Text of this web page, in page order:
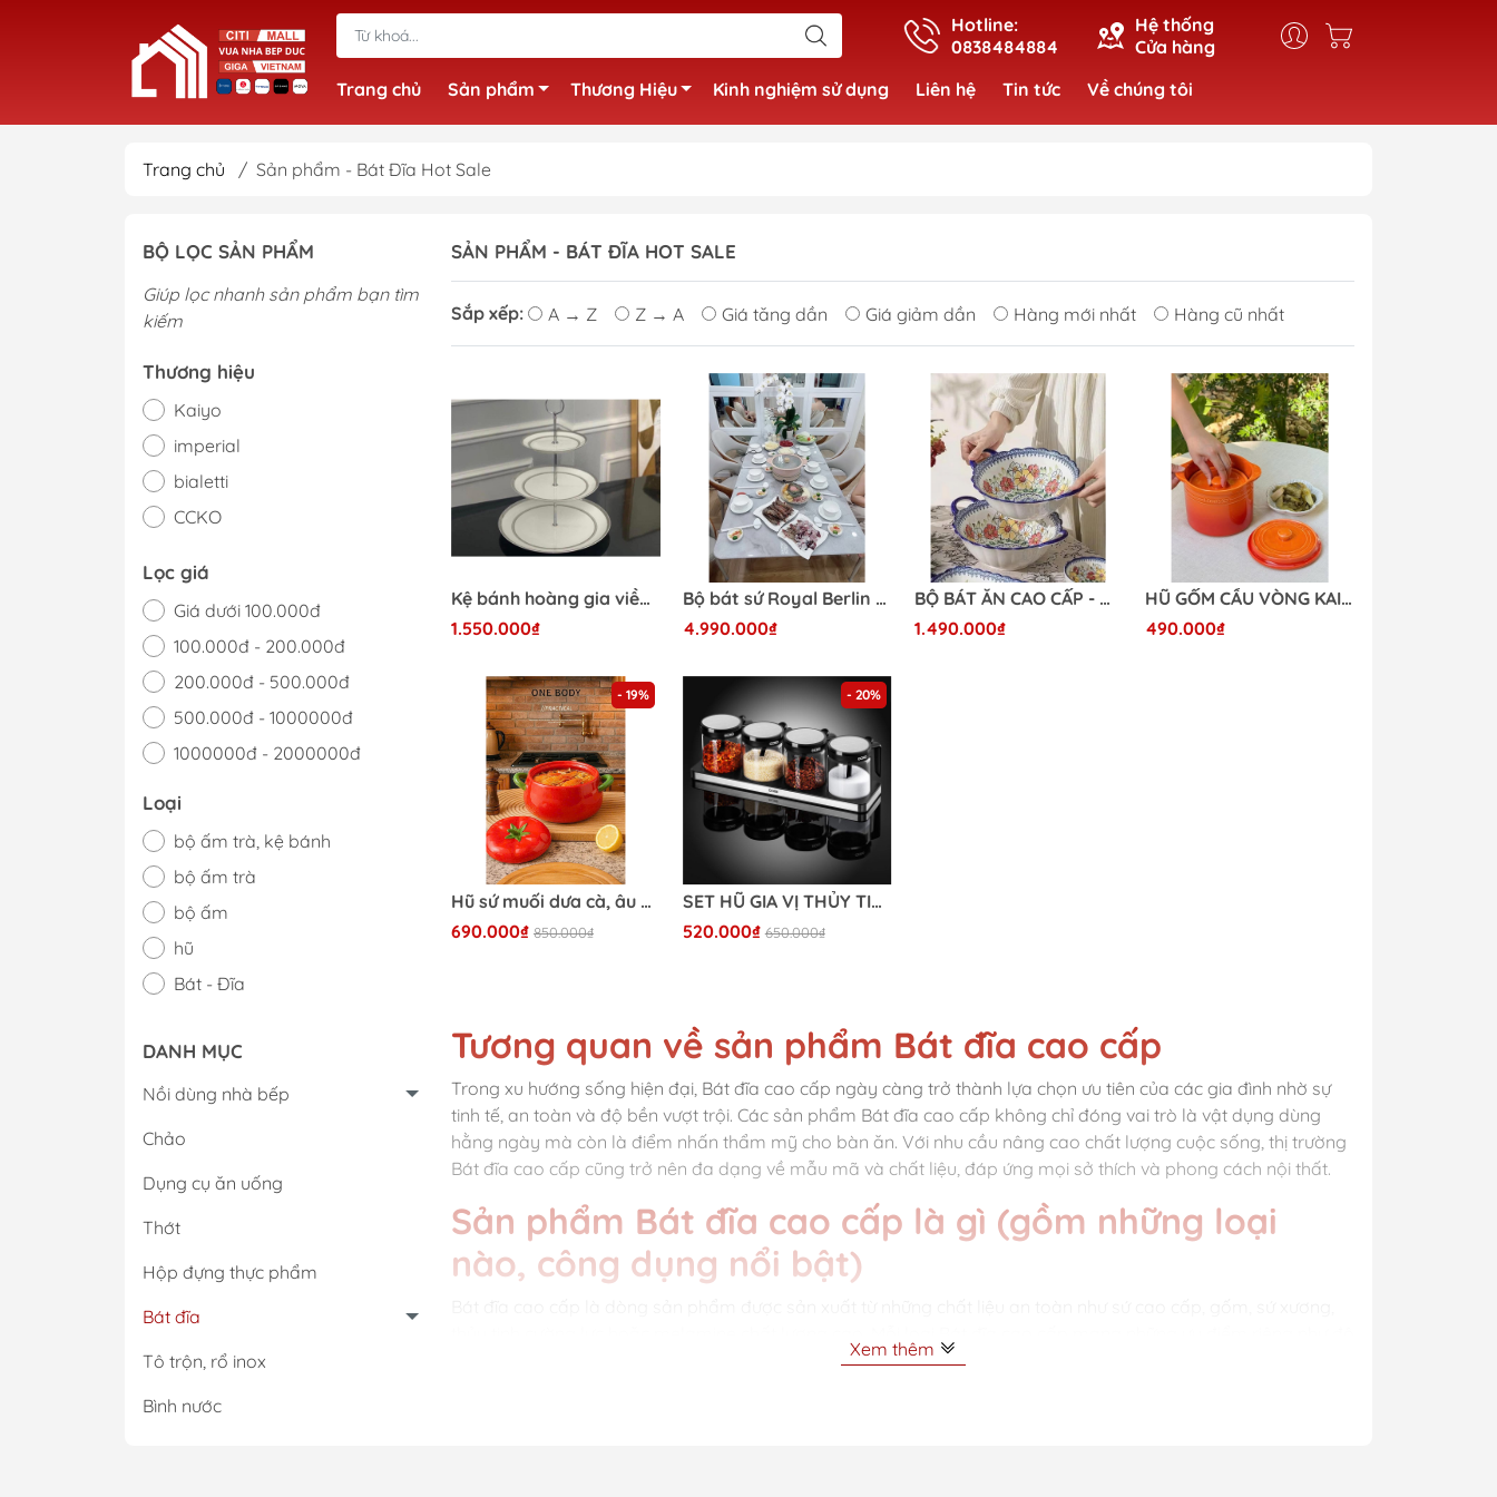
Hotline:
0838484884
Hệ thống
Cửa hàng
Trang chủ
Sản phẩm Thương Hiệu Kinh nghiệm sử dụng Liên hệ Tin tức Về chúng tôi
Trang chủ / Sản phẩm - Bát Đĩa Hot Sale
SẢN PHẨM - BÁT ĐĨA HOT SALE
Sắp xếp: A → Z Z → A Giá tăng dần Giá giảm dần Hàng mới nhất Hàng cũ nhất
Kệ bánh hoàng gia viền bạc Imperial thiết kế đậm nét châu Âu
1.550.000₫
Bộ bát sứ Royal Berlin 72 món
4.990.000₫
BỘ BÁT ĂN CAO CẤP - HOA VĂN NGHỆ THUẬT ĐỘC ĐÁO
1.490.000₫
HŨ GỐM CẦU VÒNG KAIYO 2L - Đường kính 16cm, cao 18cm
490.000₫
- 19%
Hũ sứ muối dưa cà, âu cơm, đựng canh, súp, chè
690.000₫ 850.000₫
- 20%
SET HŨ GIA VỊ THỦY TINH CCKO
520.000₫ 650.000₫
Tương quan về sản phẩm Bát đĩa cao cấp
Trong xu hướng sống hiện đại, Bát đĩa cao cấp ngày càng trở thành lựa chọn ưu tiên của các gia đình nhờ sự
tinh tế, an toàn và độ bền vượt trội. Các sản phẩm Bát đĩa cao cấp không chỉ đóng vai trò là vật dụng dùng
hằng ngày mà còn là điểm nhấn thẩm mỹ cho bàn ăn. Với nhu cầu nâng cao chất lượng cuộc sống, thị trường
Bát đĩa cao cấp cũng trở nên đa dạng về mẫu mã và chất liệu, đáp ứng mọi sở thích và phong cách nội thất.
Sản phẩm Bát đĩa cao cấp là gì (gồm những loại
nào, công dụng nổi bật)
bền cao, chống trầy xước, an toàn cho sức khỏe và giữ nhiệt tốt. Công dụng nổi bật của Bát đĩa cao cấp là giúp
Xem thêm
BỘ LỌC SẢN PHẨM
Giúp lọc nhanh sản phẩm bạn tìm
kiếm
Thương hiệu
Kaiyo
imperial
bialetti
CCKO
Lọc giá
Giá dưới 100.000đ
100.000đ - 200.000đ
200.000đ - 500.000đ
500.000đ - 1000000đ
1000000đ - 2000000đ
Loại
bộ ấm trà, kệ bánh
bộ ấm trà
bộ ấm
hũ
Bát - Đĩa
DANH MỤC
Nồi dùng nhà bếp
Chảo
Dụng cụ ăn uống
Thớt
Hộp đựng thực phẩm
Bát đĩa
Tô trộn, rổ inox
Bình nước